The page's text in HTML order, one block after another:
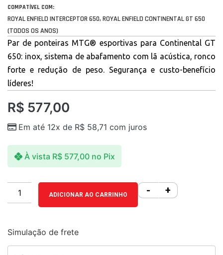
COMPATÍVEL COM:
ROYAL ENFIELD INTERCEPTOR 650, ROYAL ENFIELD CONTINENTAL GT 650
(TODOS OS ANOS)
Par de ponteiras MTG® esportivas para Continental GT
650: inox, sistema de abafamento com lã acústica, ronco
forte e redução de peso. Segurança e custo-benefício
líderes!
R$ 577,00
Em até 12x de R$ 58,71 com juros
À vista R$577,00 no Pix
- +
ADICIONAR AO CARRINHO
Simulação de frete